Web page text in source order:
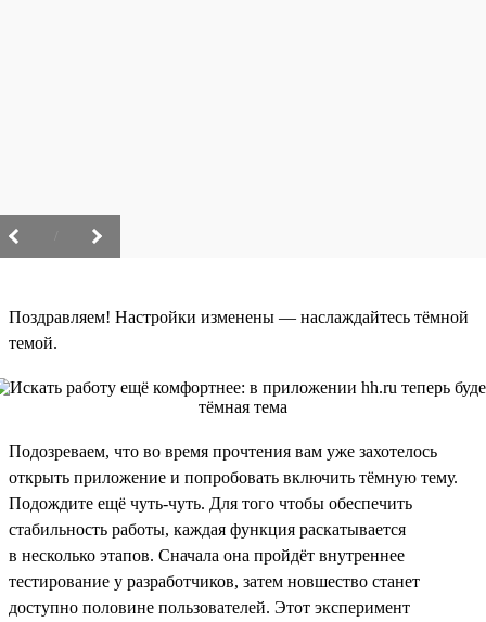
Поздравляем! Настройки изменены — наслаждайтесь тёмной
темой.
Подозреваем, что во время прочтения вам уже захотелось
открыть приложение и попробовать включить тёмную тему.
Подождите ещё чуть-чуть. Для того чтобы обеспечить
стабильность работы, каждая функция раскатывается
в несколько этапов. Сначала она пройдёт внутреннее
тестирование у разработчиков, затем новшество станет
доступно половине пользователей. Этот эксперимент